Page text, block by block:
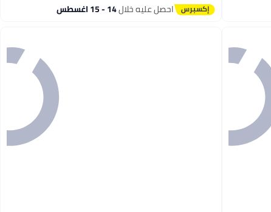
احصل عليه خلال14 - 15 اغسطس